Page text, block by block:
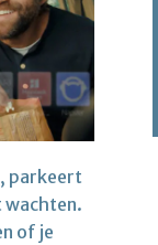
parkeert
wachten.
of je